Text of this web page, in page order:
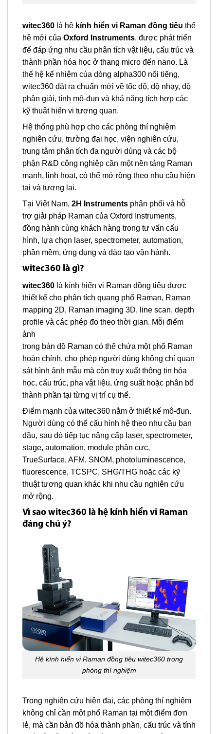
witec360 là hệ kính hiển vi Raman đồng tiêu thế
hệ mới của Oxford Instruments, được phát triển
để đáp ứng nhu cầu phân tích vật liệu, cấu trúc và
thành phần hóa học ở thang micro đến nano. Là
thế hệ kế nhiệm của dòng alpha300 nổi tiếng,
witec360 đặt ra chuẩn mới về tốc độ, độ nhạy, độ
phân giải, tính mô-đun và khả năng tích hợp các
kỹ thuật hiển vi tương quan.
Hệ thống phù hợp cho các phòng thí nghiệm
nghiên cứu, trường đại học, viện nghiên cứu,
trung tâm phân tích đa người dùng và các bộ
phận R&D công nghiệp cần một nền tảng Raman
mạnh, linh hoạt, có thể mở rộng theo nhu cầu hiện
tại và tương lai.
Tại Việt Nam, 2H Instruments phân phối và hỗ
trợ giải pháp Raman của Oxford Instruments,
đồng hành cùng khách hàng trong tư vấn cấu
hình, lựa chọn laser, spectrometer, automation,
phần mềm, ứng dụng và đào tạo vận hành.
witec360 là gì?
witec360 là kính hiển vi Raman đồng tiêu được
thiết kế cho phân tích quang phổ Raman, Raman
mapping 2D, Raman imaging 3D, line scan, depth
profile và các phép đo theo thời gian. Mỗi điểm
ảnh
trong bản đồ Raman có thể chứa một phổ Raman
hoàn chỉnh, cho phép người dùng không chỉ quan
sát hình ảnh mẫu mà còn truy xuất thông tin hóa
học, cấu trúc, pha vật liệu, ứng suất hoặc phân bố
thành phần tại từng vị trí cụ thể.
Điểm mạnh của witec360 nằm ở thiết kế mô-đun.
Người dùng có thể cấu hình hệ theo nhu cầu ban
đầu, sau đó tiếp tục nâng cấp laser, spectrometer,
stage, automation, module phân cực,
TrueSurface, AFM, SNOM, photoluminescence,
fluorescence, TCSPC, SHG/THG hoặc các kỹ
thuật tương quan khác khi nhu cầu nghiên cứu
mở rộng.
Vì sao witec360 là hệ kính hiển vi Raman
đáng chú ý?
Hệ kính hiển vi Raman đồng tiêu witec360 trong
phòng thí nghiệm
Trong nghiên cứu hiện đại, các phòng thí nghiệm
không chỉ cần một phổ Raman tại một điểm đơn
lẻ, mà cần bản đồ hóa thành phần, cấu trúc và tính